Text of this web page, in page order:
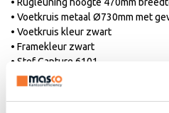
• Voetkruis metaal Ø730mm met
• Voetkruis kleur zwart
• Framekleur zwart
• Stof Capture 6101
• Samenstelling 85% wol / 5%